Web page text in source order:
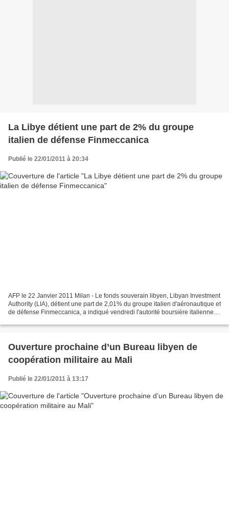
La Libye détient une part de 2% du groupe
italien de défense Finmeccanica
Publié le 22/01/2011 à 20:34
AFP le 22 Janvier 2011 Milan - Le fonds souverain libyen, Libyan Investment
Authority (LIA), détient une part de 2,01% du groupe italien d'aéronautique et
de défense Finmeccanica, a indiqué vendredi l'autorité boursière italienne
Ouverture prochaine d’un Bureau libyen de
coopération militaire au Mali
Publié le 22/01/2011 à 13:17